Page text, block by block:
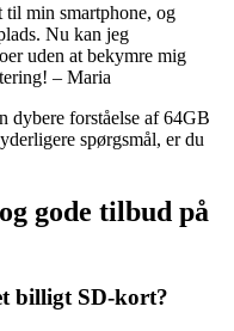
min smartphone, og
Nu kan jeg
uden at bekymre mig
– Maria
dybere forståelse af 64GB
spørgsmål, er du
gode tilbud på
billigt SD-kort?